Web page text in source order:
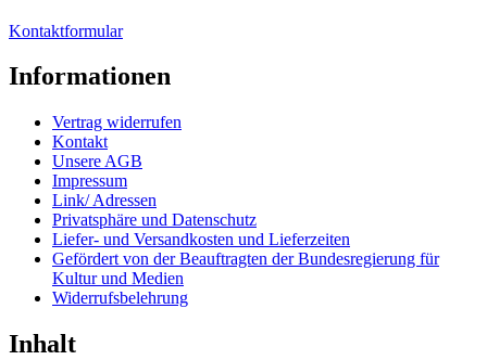
Kontaktformular
Informationen
Vertrag widerrufen
Kontakt
Unsere AGB
Impressum
Link/ Adressen
Privatsphäre und Datenschutz
Liefer- und Versandkosten und Lieferzeiten
Gefördert von der Beauftragten der Bundesregierung für
Kultur und Medien
Widerrufsbelehrung
Inhalt